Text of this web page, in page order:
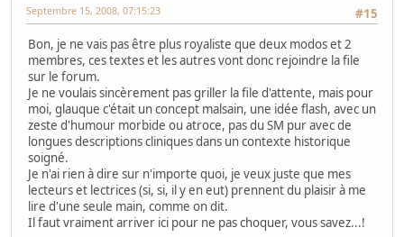
#15
Septembre 15, 2008, 07:15:23
Bon, je ne vais pas être plus royaliste que deux modos et 2
membres, ces textes et les autres vont donc rejoindre la file
sur le forum.
Je ne voulais sincèrement pas griller la file d'attente, mais pour
moi, glauque c'était un concept malsain, une idée flash, avec un
zeste d'humour morbide ou atroce, pas du SM pur avec de
longues descriptions cliniques dans un contexte historique
soigné.
Je n'ai rien à dire sur n'importe quoi, je veux juste que mes
lecteurs et lectrices (si, si, il y en eut) prennent du plaisir à me
lire d'une seule main, comme on dit.
Il faut vraiment arriver ici pour ne pas choquer, vous savez...!